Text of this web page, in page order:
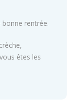
bonne rentrée.
êtes les